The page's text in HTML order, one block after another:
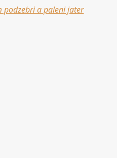
podzebri a paleni jater